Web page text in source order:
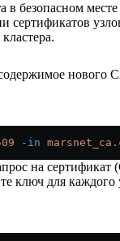
в безопасном месте
сертификатов
нового
-in
на сертификат
ключ для каждого